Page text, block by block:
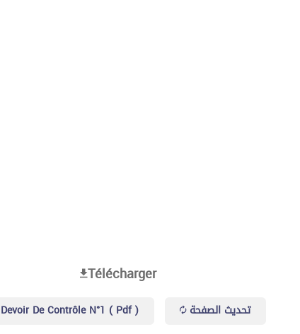
Télécharger
Devoir De Contrôle N°1 ( Pdf ) تحديث الصفحة